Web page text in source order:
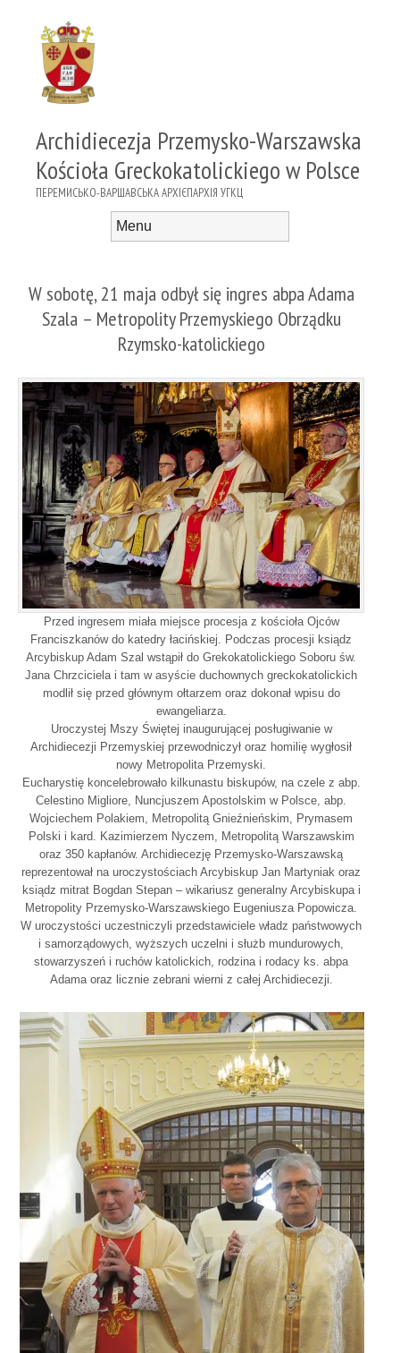
Archidiecezja Przemysko-Warszawska
Kościoła Greckokatolickiego w Polsce
ПЕРЕМИСЬКО-ВАРШАВСЬКА АРХІЄПАРХІЯ УГКЦ
W sobotę, 21 maja odbył się ingres abpa Adama
Szala – Metropolity Przemyskiego Obrządku
Rzymsko-katolickiego
Przed ingresem miała miejsce procesja z kościoła Ojców
Franciszkanów do katedry łacińskiej. Podczas procesji ksiądz
Arcybiskup Adam Szal wstąpił do Grekokatolickiego Soboru św.
Jana Chrzciciela i tam w asyście duchownych greckokatolickich
modlił się przed głównym ołtarzem oraz dokonał wpisu do
ewangeliarza.
Uroczystej Mszy Świętej inaugurującej posługiwanie w
Archidiecezji Przemyskiej przewodniczył oraz homilię wygłosił
nowy Metropolita Przemyski.
Eucharystię koncelebrowało kilkunastu biskupów, na czele z abp.
Celestino Migliore, Nuncjuszem Apostolskim w Polsce, abp.
Wojciechem Polakiem, Metropolitą Gnieźnieńskim, Prymasem
Polski i kard. Kazimierzem Nyczem, Metropolitą Warszawskim
oraz 350 kapłanów. Archidiecezję Przemysko-Warszawską
reprezentował na uroczystościach Arcybiskup Jan Martyniak oraz
ksiądz mitrat Bogdan Stepan – wikariusz generalny Arcybiskupa i
Metropolity Przemysko-Warszawskiego Eugeniusza Popowicza.
W uroczystości uczestniczyli przedstawiciele władz państwowych
i samorządowych, wyższych uczelni i służb mundurowych,
stowarzyszeń i ruchów katolickich, rodzina i rodacy ks. abpa
Adama oraz licznie zebrani wierni z całej Archidiecezji.